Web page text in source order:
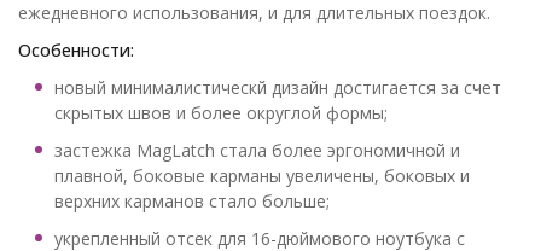
ежедневного использования, и для длительных поездок.
Особенности:
новый минималистическй дизайн достигается за счет
скрытых швов и более округлой формы;
застежка MagLatch стала более эргономичной и
плавной, боковые карманы увеличены, боковых и
верхних карманов стало больше;
укрепленный отсек для 16-дюймового ноутбука с